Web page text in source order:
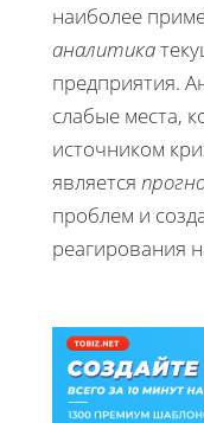
наиболее
аналитика
предприятия.
слабые места,
источником
является
проблем и
реагирования